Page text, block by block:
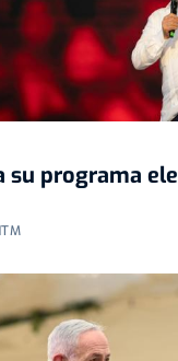
su programa